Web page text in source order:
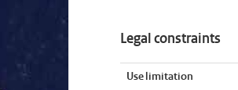
Legal constraints
Use limitation